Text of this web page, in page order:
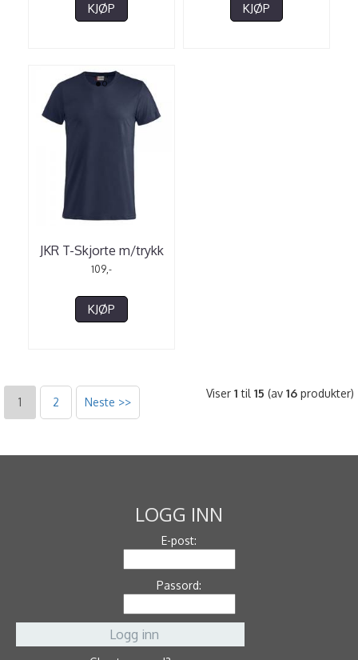
KJØP KJØP
JKR T-Skjorte m/trykk
109,-
KJØP
1 2 Neste >>
Viser 1 til 15 (av 16 produkter)
LOGG INN
E-post:
Passord: